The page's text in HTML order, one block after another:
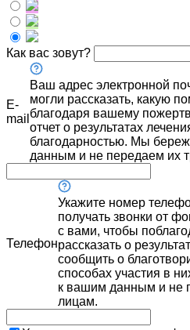
Как вас зовут?
E-
mail
Ваш адрес электронной
могли рассказать, какую
благодаря вашему
отчет о результатах
благодарностью. Мы
данным и не передаем их
Телефон
Укажите номер
получать звонки от
с вами, чтобы
рассказать о
сообщить о
способах участия в
к вашим данным и не
лицам.